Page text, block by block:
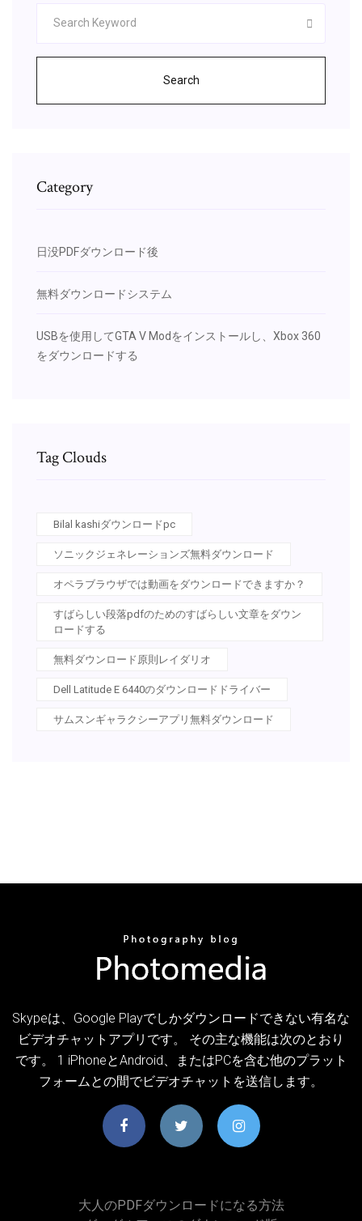
Search
Category
日没PDFダウンロード後
無料ダウンロードシステム
USBを使用してGTA V Modをインストールし、Xbox 360
をダウンロードする
Tag Clouds
Bilal kashiダウンロードpc
ソニックジェネレーションズ無料ダウンロード
オペラブラウザでは動画をダウンロードできますか？
すばらしい段落pdfのためのすばらしい文章をダウン
ロードする
無料ダウンロード原則レイダリオ
Dell Latitude E 6440のダウンロードドライバー
サムスンギャラクシーアプリ無料ダウンロード
Skypeは、Google Playでしかダウンロードできない有名な
ビデオチャットアプリです。 その主な機能は次のとおり
です。 1 iPhoneとAndroid、またはPCを含む他のプラット
フォームとの間でビデオチャットを送信します。
大人のPDFダウンロードになる方法